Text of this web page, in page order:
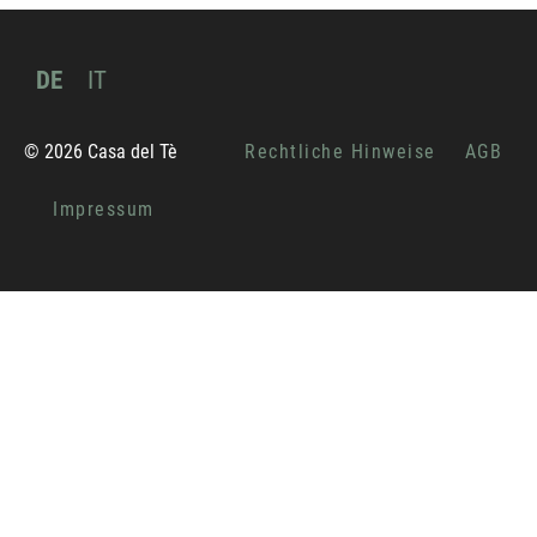
DE IT
© 2026 Casa del Tè Rechtliche Hinweise AGB
Impressum